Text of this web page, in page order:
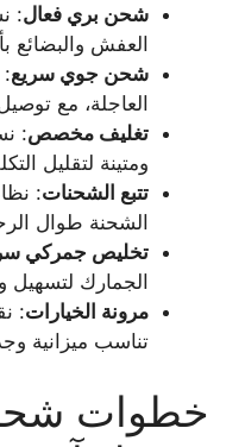
شحن بري فعال:
العفش والبضائع
شحن جوي سريع:
العاجلة، مع توصيل خلال
تغليف مخصص:
ومتينة لتقليل
تتبع الشحنات:
الشحنة طوال
تخليص جمركي
الجمارك
مرونة الخيارات:
تناسب ميزانية
خطوات